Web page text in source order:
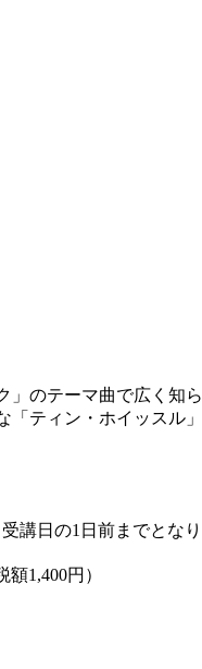
」のテーマ曲で広く
「ティン・ホイッス
講日の1日前までとなり
1,400円）